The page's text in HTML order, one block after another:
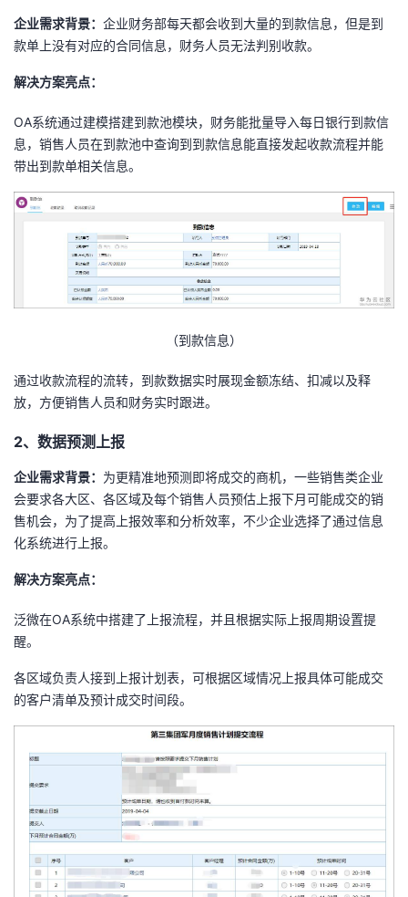
企业需求背景： 企业财务部每天都会收到大量的到款信息，但是到
款单上没有对应的合同信息，财务人员无法判别收款。
解决方案亮点：
OA系统通过建模搭建到款池模块，财务能批量导入每日银行到款信
息，销售人员在到款池中查询到到款信息能直接发起收款流程并能
带出到款单相关信息。
（到款信息）
通过收款流程的流转，到款数据实时展现金额冻结、扣减以及释
放，方便销售人员和财务实时跟进。
2、数据预测上报
企业需求背景： 为更精准地预测即将成交的商机，一些销售类企业
会要求各大区、各区域及每个销售人员预估上报下月可能成交的销
售机会，为了提高上报效率和分析效率，不少企业选择了通过信息
化系统进行上报。
解决方案亮点：
泛微在OA系统中搭建了上报流程，并且根据实际上报周期设置提
醒。
各区域负责人接到上报计划表，可根据区域情况上报具体可能成交
的客户清单及预计成交时间段。